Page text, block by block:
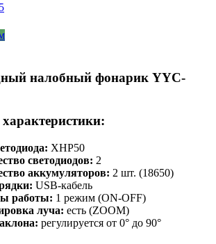
налобный фонарик YYC-
XHP50
светодиодов: 2
аккумуляторов: 2 шт. (18650)
USB-кабель
работы: 1 режим (ON-OFF)
луча: есть (ZOOM)
регулируется от 0° до 90°